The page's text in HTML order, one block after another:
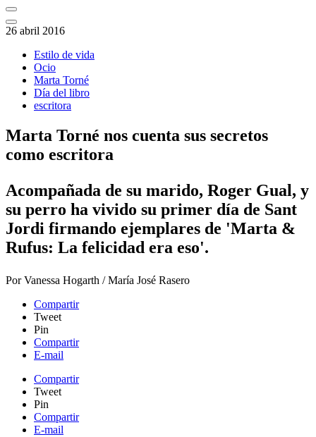
26 abril 2016
Estilo de vida
Ocio
Marta Torné
Día del libro
escritora
Marta Torné nos cuenta sus secretos
como escritora
Acompañada de su marido, Roger Gual, y
su perro ha vivido su primer día de Sant
Jordi firmando ejemplares de 'Marta &
Rufus: La felicidad era eso​'.
PorVanessa Hogarth / María José Rasero
Compartir
Tweet
Pin
Compartir
E-mail
Compartir
Tweet
Pin
Compartir
E-mail